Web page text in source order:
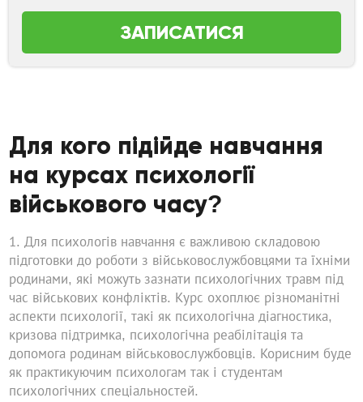
ЗАПИСАТИСЯ
Для кого підійде навчання
на курсах психології
військового часу?
Для психологів навчання є важливою складовою
підготовки до роботи з військовослужбовцями та їхніми
родинами, які можуть зазнати психологічних травм під
час військових конфліктів. Курс охоплює різноманітні
аспекти психології, такі як психологічна діагностика,
кризова підтримка, психологічна реабілітація та
допомога родинам військовослужбовців. Корисним буде
як практикуючим психологам так і студентам
психологічних спеціальностей.